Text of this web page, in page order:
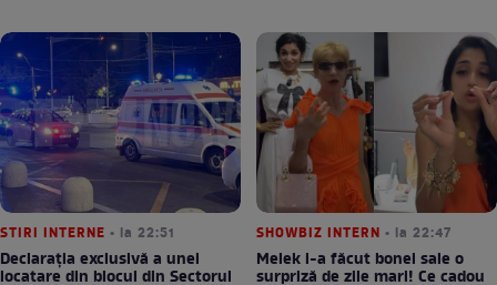
STIRI INTERNE • la 22:51
Declarația exclusivă a unei
locatare din blocul din Sectorul
SHOWBIZ INTERN • la 22:47
Melek i-a făcut bonei sale o
surpriză de zile mari! Ce cadou